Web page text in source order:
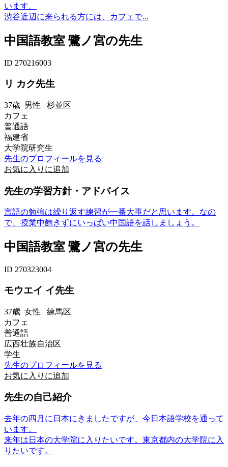
います。
渋谷近辺に来られる方には、カフェで...
中国語教室 鷺ノ宮の先生
ID 270216003
リ カク先生
37歳 男性 杉並区
カフェ
普通語
福建省
大学院研究生
先生のプロフィールを見る
お気に入りに追加
先生の学習方針・アドバイス
言語の勉強は繰り返す練習が一番大事だと思います。なの
で、授業中飽きずにいっぱい中国語を話しましょう。
中国語教室 鷺ノ宮の先生
ID 270323004
モウエイ イ先生
37歳 女性 練馬区
カフェ
普通語
広西壮族自治区
学生
先生のプロフィールを見る
お気に入りに追加
先生の自己紹介
去年の四月に日本にきましたですが、今日本語学校を通って
います。
来年は日本の大学院に入りたいです。東京都内の大学院に入
りたいです。